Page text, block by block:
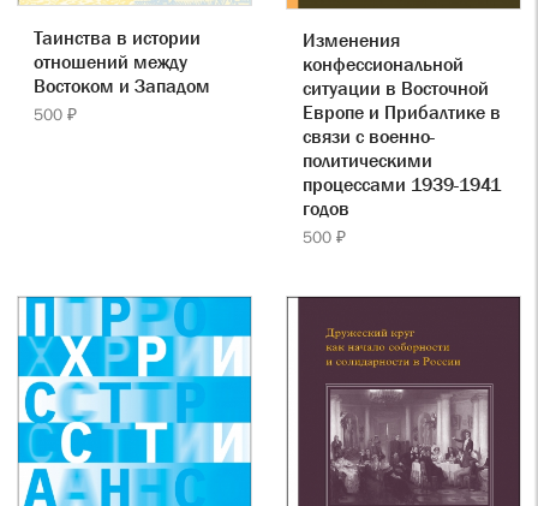
Таинства в истории
отношений между
Востоком и Западом
500 ₽
Изменения
конфессиональной
ситуации в Восточной
Европе и Прибалтике в
связи с военно-
политическими
процессами 1939-1941
годов
500 ₽